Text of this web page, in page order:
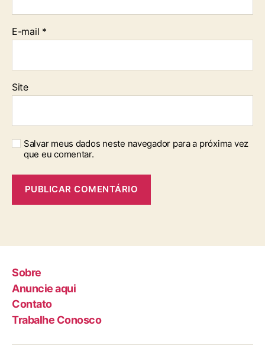
E-mail *
Site
Salvar meus dados neste navegador para a próxima vez
que eu comentar.
Sobre
Anuncie aqui
Contato
Trabalhe Conosco